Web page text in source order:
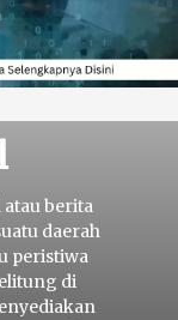
atau berita
daerah
peristiwa
di